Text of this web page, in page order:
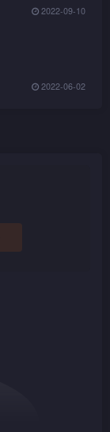
2022-09-10
2022-06-02